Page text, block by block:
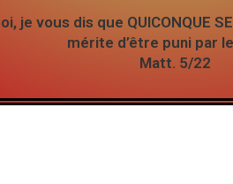
je vous dis que QUICONQUE
mérite d’être puni par
Matt. 5/22